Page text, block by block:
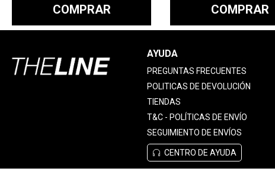
COMPRAR COMPRAR
AYUDA
PREGUNTAS FRECUENTES
POLITICAS DE DEVOLUCIÓN
TIENDAS
T&C - POLÍTICAS DE ENVÍO
SEGUIMIENTO DE ENVÍOS
CENTRO DE AYUDA